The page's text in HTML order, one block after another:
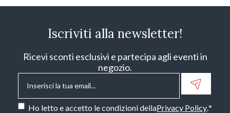
Iscriviti alla newsletter!
Ricevi sconti esclusivi e partecipa agli eventi in
negozio.
Email*
Consenso*
Ho letto e accetto le condizioni dellaPrivacy Policy.*